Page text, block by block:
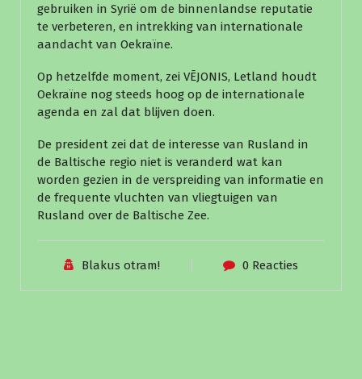
gebruiken in Syrië om de binnenlandse reputatie
te verbeteren, en intrekking van internationale
aandacht van Oekraïne.
Op hetzelfde moment, zei VĒJONIS, Letland houdt
Oekraïne nog steeds hoog op de internationale
agenda en zal dat blijven doen.
De president zei dat de interesse van Rusland in
de Baltische regio niet is veranderd wat kan
worden gezien in de verspreiding van informatie en
de frequente vluchten van vliegtuigen van
Rusland over de Baltische Zee.
Blakus otram! 0 Reacties